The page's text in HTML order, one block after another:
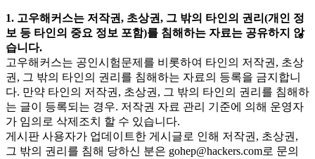
1. 고우해커스는 저작권, 초상권, 그 밖의 타인의 권리(개인 정
보 등 타인의 중요 정보 포함)를 침해하는 자료는 공유하지 않
습니다.
고우해커스는 공인시험문제를 비롯하여 타인의 저작권, 초상
권, 그 밖의 타인의 권리를 침해하는 자료의 등록을 금지합니
다. 만약 타인의 저작권, 초상권, 그 밖의 타인의 권리를 침해하
는 글이 등록되는 경우. 저작권 자료 관리 기준에 의해 운영자
가 임의로 삭제조치 할 수 있습니다.
게시판 사용자가 업데이트한 게시글로 인해 저작권, 초상권,
그 밖의 권리를 침해 당하신 분은 gohep@hackers.com로 문의